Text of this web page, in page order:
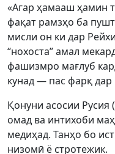
«Агар ҳамааш ҳамин
фақат рамзҳо ба
мисли он ки дар
“нохоста” амал
фашизмро мағлуб
кунад — пас фарқ дар
Қонуни асосии Русия
омад ва интихоби
медиҳад. Танҳо бо
низомӣ ё стротежик.